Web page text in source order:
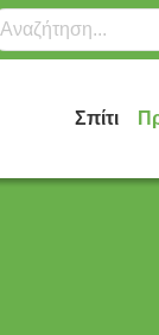
Σπίτι